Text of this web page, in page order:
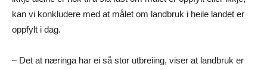
kan vi konkludere med at målet om landbruk i heile landet er
oppfylt i dag.
– Det at næringa har ei så stor utbreiing, viser at landbruk er